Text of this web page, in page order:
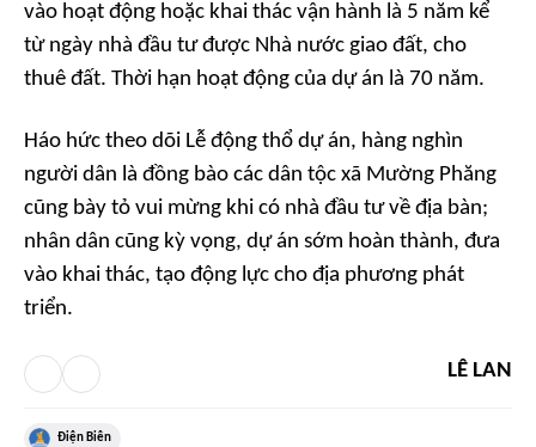
vào hoạt động hoặc khai thác vận hành là 5 năm kể
từ ngày nhà đầu tư được Nhà nước giao đất, cho
thuê đất. Thời hạn hoạt động của dự án là 70 năm.
Háo hức theo dõi Lễ động thổ dự án, hàng nghìn
người dân là đồng bào các dân tộc xã Mường Phăng
cũng bày tỏ vui mừng khi có nhà đầu tư về địa bàn;
nhân dân cũng kỳ vọng, dự án sớm hoàn thành, đưa
vào khai thác, tạo động lực cho địa phương phát
triển.
LÊ LAN
Điện Biên